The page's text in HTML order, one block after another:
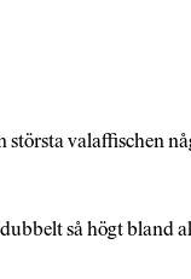
valaffischen
så högt bland